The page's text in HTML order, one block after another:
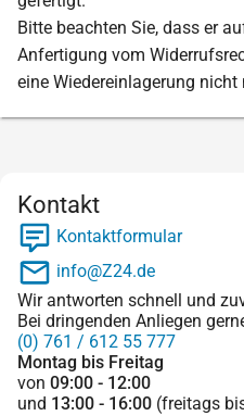
Bitte beachten Sie, dass er
Anfertigung vom
eine Wiedereinlagerung
Kontakt
Kontaktformular
info@Z24.de
Wir antworten schnell und
Bei dringenden Anliegen
(0) 761 / 612 55 777
Montag bis Freitag
von 09:00 - 12:00
und 13:00 - 16:00 (freitags